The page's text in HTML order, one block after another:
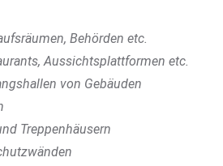
Behörden etc.
Aussichtsplattformen etc.
von Gebäuden
Treppenhäusern